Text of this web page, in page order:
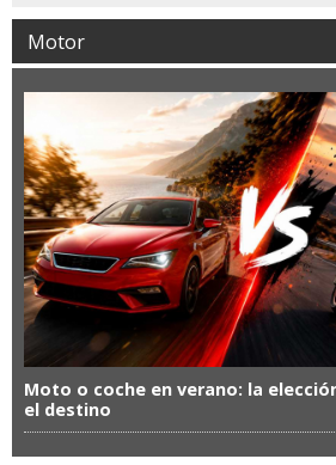
Motor
Moto o coche en verano: la
el destino